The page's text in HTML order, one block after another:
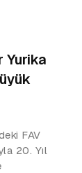
Yurika
FAV
20. Yıl